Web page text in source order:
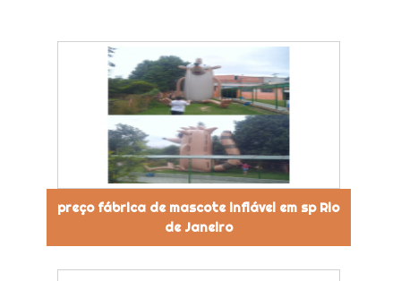
preço fábrica de mascote inflável em sp Rio
de Janeiro